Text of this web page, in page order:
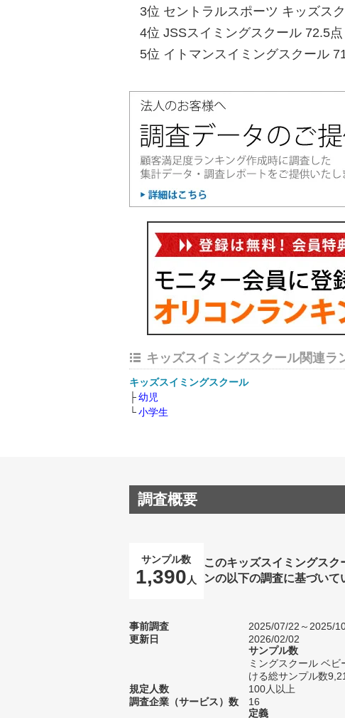
3位 セントラルスポーツ キッズス
4位 JSSスイミングスクール 72.5点
5位 イトマンスイミングスクール
キッズスイミングスクール関連ラ
キッズスイミングスクール
幼児
小学生
調査概要
サンプル数
1,390 人
このキッズスイミングス
ンの以下の調査に基づいて
事前調査
2025/07/22～2025/
更新日
2026/02/02
サンプル数
ミングスクール ベ
ける総サンプル数
規定人数
100人以上
調査企業（サービス）数
16
定義